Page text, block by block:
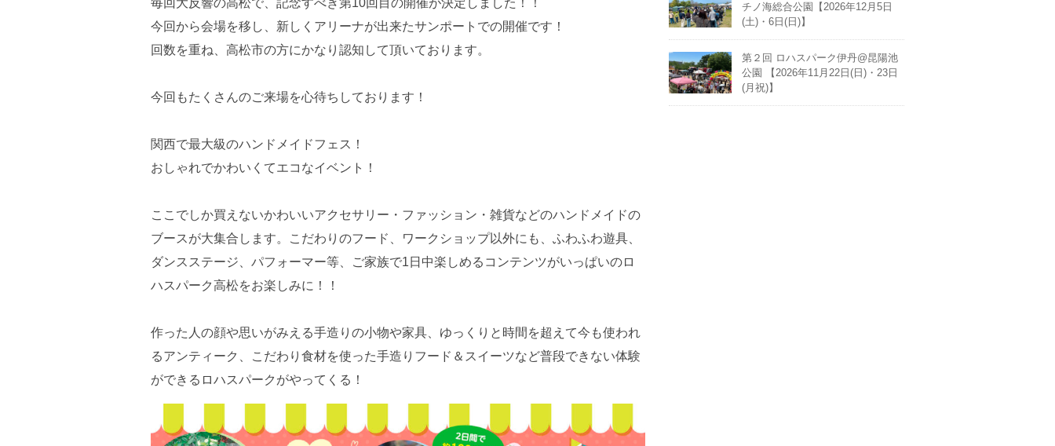
毎回大反響の高松で、記念すべき第10回目の開催が決定しました！！
今回から会場を移し、新しくアリーナが出来たサンポートでの開催です！
回数を重ね、高松市の方にかなり認知して頂いております。
今回もたくさんのご来場を心待ちしております！
関西で最大級のハンドメイドフェス！
おしゃれでかわいくてエコなイベント！
ここでしか買えないかわいいアクセサリー・ファッション・雑貨などのハンドメイドの
ブースが大集合します。こだわりのフード、ワークショップ以外にも、ふわふわ遊具、
ダンスステージ、パフォーマー等、ご家族で1日中楽しめるコンテンツがいっぱいのロ
ハスパーク高松をお楽しみに！！
作った人の顔や思いがみえる手造りの小物や家具、ゆっくりと時間を超えて今も使われ
るアンティーク、こだわり食材を使った手造りフード＆スイーツなど普段できない体験
ができるロハスパークがやってくる！
チノ海総合公園【2026年12月5日
(土)・6日(日)】
第２回 ロハスパーク伊丹@昆陽池
公園 【2026年11月22日(日)・23日
(月祝)】